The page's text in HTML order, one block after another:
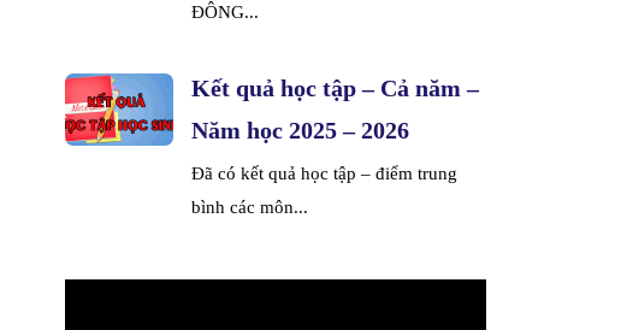
ĐÔNG...
Kết quả học tập – Cả năm –
Năm học 2025 – 2026
Đã có kết quả học tập – điểm trung
bình các môn...